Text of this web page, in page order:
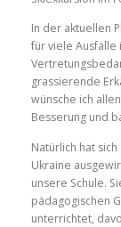
In der aktuellen
für viele Ausfälle
grassierende
wünsche ich
Besserung und
Natürlich hat
Ukraine
unsere Schule.
pädagogischen
unterrichtet,